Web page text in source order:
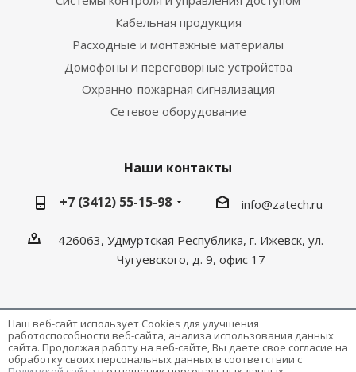
Кабельная продукция
Расходные и монтажные материалы
Домофоны и переговорные устройства
Охранно-пожарная сигнализация
Сетевое оборудование
Наши контакты
+7 (3412) 55-15-98
info@zatech.ru
426063, Удмуртская Республика, г. Ижевск, ул.
Чугуевского, д. 9, офис 17
Разработка и поддержка сайта -Victory
Наш веб-сайт использует Cookies для улучшения
работоспособности веб-сайта, анализа использования данных
сайта. Продолжая работу на веб-сайте, Вы даете свое согласие на
обработку своих персональных данных в соответствии с